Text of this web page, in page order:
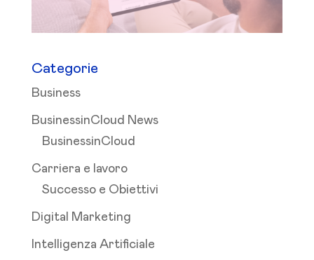
Categorie
Business
BusinessinCloud News
BusinessinCloud
Carriera e lavoro
Successo e Obiettivi
Digital Marketing
Intelligenza Artificiale